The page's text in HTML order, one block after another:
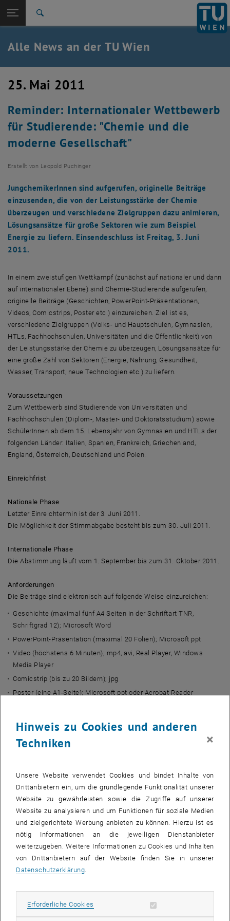
TU Login
Quicklinks
Quicklinks-Menü umschalten
Studium
Karriere
Zurück: Subseiten von TU Wien Startseite auflisten
Zurück zur letzten Ebene:
TU Wien Startseite
Übersicht
Alle News an der TU Wien
25. Mai 2011
Reminder: Internationaler Wettbewerb
für Studierende: "Chemie und die
moderne Gesellschaft"
Erstellt von Leopold Puchinger
JungchemikerInnen sind aufgerufen, originelle Beiträge
einzusenden, die von der Leistungsstärke der Chemie
überzeugen und verschiedene Zielgruppen dazu animieren,
Lösungsansätze für große Sektoren wie zum Beispiel
Energie zu liefern. Einsendeschluss ist Freitag, 3. Juni
2011.
In einem zweistufigen Wettkampf (zunächst auf nationaler und dann
auf internationaler Ebene) sind Chemie-Studierende aufgerufen,
originelle Beiträge (Geschichten, PowerPoint-Präsentationen,
Videos, Comicstrips, Poster etc.) einzureichen. Ziel ist es,
verschiedene Zielgruppen (Volks- und Hauptschulen, Gymnasien,
HTLs, Fachhochschulen, Universitäten und die Öffentlichkeit) von
der Leistungsstärke der Chemie zu überzeugen, Lösungsansätze für
eine große Zahl von Sektoren (Energie, Nahrung, Gesundheit,
Wasser, Transport, neue Technologien etc.) zu liefern.
Voraussetzungen
Zum Wettbewerb sind Studierende von Universitäten und
Fachhochschulen (Diplom-, Master- und Doktoratsstudium) sowie
SchülerInnen ab dem 15. Lebensjahr von Gymnasien und HTLs der
folgenden Länder: Italien, Spanien, Frankreich, Griechenland,
England, Österreich, Deutschland und Polen.
Einreichfrist
Nationale Phase
Letzter Einreichtermin ist der 3. Juni 2011.
Die Möglichkeit der Stimmabgabe besteht bis zum 30. Juli 2011.
Internationale Phase
Die Abstimmung läuft vom 1. September bis zum 31. Oktober 2011.
Anforderungen
Die Beiträge sind elektronisch auf folgende Weise einzureichen:
Geschichte (maximal fünf A4 Seiten in der Schriftart TNR,
Schriftgrad 12); Microsoft Word
PowerPoint-Präsentation (maximal 20 Folien); Microsoft ppt
Video (höchstens 6 Minuten); mp4, avi, Real Player, Windows
Media Player
Comicstrip (bis zu 20 Bildern); jpg
Poster (eine A1-Seite); Microsoft ppt oder Acrobat Reader
vorzunehmen:
ERSTAUTOR_ZIELGRUPPE_ART DER
In einer Begleitemail müssen auch Ausbildungsname und -typ
(Gymnasium, HTL, Fachhochschule, Universität) sowie eine
Stellungnahme, dass der Beitrag selbständig (Originalität) verfasst
wurde, enthalten sein.
Nationale Phase
Die Originalbeiträge werden an eine gemeinsame Webadresse des
JungchemikerInnenforums MYGÖCH (Gesellschaft Österreichischer
unterteilt. Die verschiedenen Gruppen (aus dem Gymnasium, der
Hinweis zu Cookies und anderen
Techniken
×
Unsere Website verwendet Cookies und bindet Inhalte von
Drittanbietern ein, um die grundlegende Funktionalität unserer
Website zu gewährleisten sowie die Zugriffe auf unserer
Website zu analysieren und um Funktionen für soziale Medien
und zielgerichtete Werbung anbieten zu können. Hierzu ist es
nötig Informationen an die jeweiligen Dienstanbieter
weiterzugeben. Weitere Informationen zu Cookies und Inhalten
von Drittanbietern auf der Website finden Sie in unserer
Datenschutzerklärung.
Erforderliche Cookies Erforderliche Cookies zulassen